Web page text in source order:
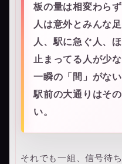
板の量は相変わら
人は意外とみんな
人、駅に急ぐ人、
止まってる人が少
一瞬の「間」がな
駅前の大通りはそ
い。
それでも一組、信号待